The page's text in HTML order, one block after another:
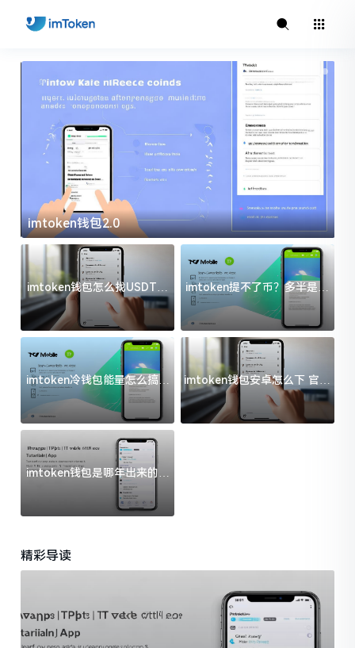
imtoken钱包2.0
imtoken钱包怎么找USDT地
址？三步搞定不踩坑
imtoken提不了币？多半是这
几件事没处理好
imtoken冷钱包能量怎么搞？
过来人告诉你门道
imtoken钱包安卓怎么下 官方
渠道避坑指南
imtoken钱包是哪年出来的？
一文给你说清楚
精彩导读